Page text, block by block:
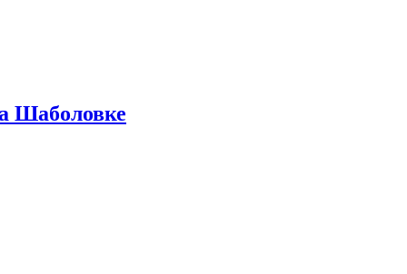
Шаболовке